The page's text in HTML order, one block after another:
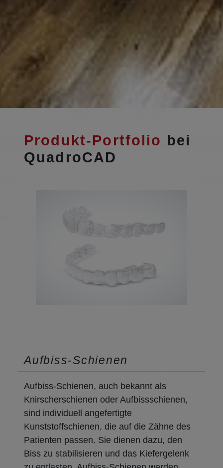
Produkt-Portfolio bei
QuadroCAD
Aufbiss-Schienen
Aufbiss-Schienen, auch bekannt als
Knirscherschienen oder Aufbissschienen,
sind individuell angefertigte
Kunststoffschienen, die auf die Zähne des
Patienten passen. Sie dienen dazu, den
Biss zu stabilisieren und das Kiefergelenk